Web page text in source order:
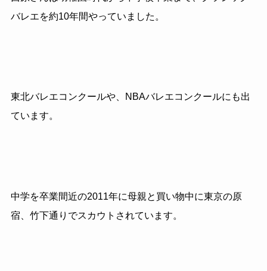
バレエを約10年間やっていました。
東北バレエコンクールや、NBAバレエコンクールにも出
ています。
中学を卒業間近の2011年に母親と買い物中に東京の原
宿、竹下通りでスカウトされています。